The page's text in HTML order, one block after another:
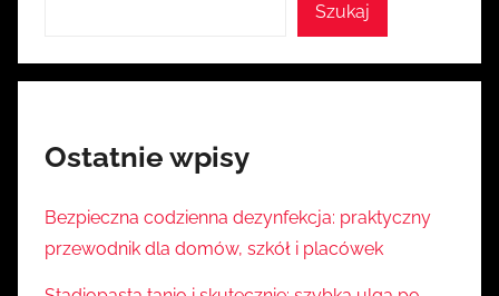
Szukaj
Ostatnie wpisy
Bezpieczna codzienna dezynfekcja: praktyczny
przewodnik dla domów, szkół i placówek